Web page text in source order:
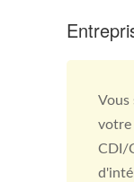
Vous
votre
CDI/